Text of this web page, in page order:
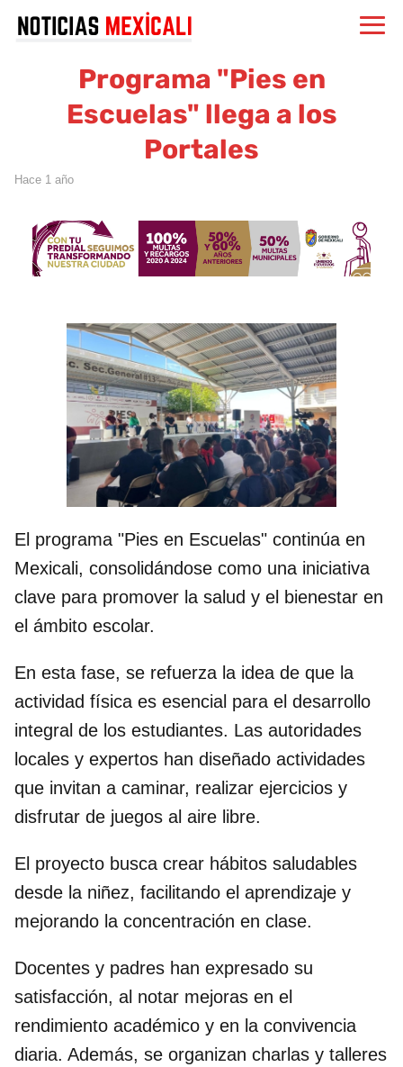
Programa "Pies en
Escuelas" llega a los
Portales
hace 1 año
El programa "Pies en Escuelas" continúa en
Mexicali, consolidándose como una iniciativa
clave para promover la salud y el bienestar en
el ámbito escolar.
En esta fase, se refuerza la idea de que la
actividad física es esencial para el desarrollo
integral de los estudiantes. Las autoridades
locales y expertos han diseñado actividades
que invitan a caminar, realizar ejercicios y
disfrutar de juegos al aire libre.
El proyecto busca crear hábitos saludables
desde la niñez, facilitando el aprendizaje y
mejorando la concentración en clase.
Docentes y padres han expresado su
satisfacción, al notar mejoras en el
rendimiento académico y en la convivencia
diaria. Además, se organizan charlas y talleres